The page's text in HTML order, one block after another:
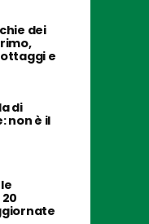
dei
e
di
non è il